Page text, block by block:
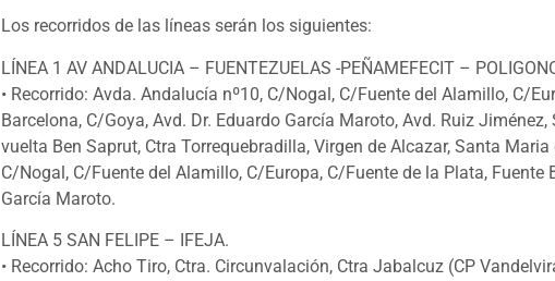
Los recorridos de las líneas serán los siguientes:
LÍNEA 1 AV ANDALUCIA – FUENTEZUELAS -PEÑAMEFECIT –
• Recorrido: Avda. Andalucía nº10, C/Nogal, C/Fuente del Alamillo, C/
Barcelona, C/Goya, Avd. Dr. Eduardo García Maroto, Avd. Ruiz
vuelta Ben Saprut, Ctra Torrequebradilla, Virgen de Alcazar, Santa
C/Nogal, C/Fuente del Alamillo, C/Europa, C/Fuente de la Plata, Fuente
García Maroto.
LÍNEA 5 SAN FELIPE – IFEJA.
• Recorrido: Acho Tiro, Ctra. Circunvalación, Ctra Jabalcuz (CP